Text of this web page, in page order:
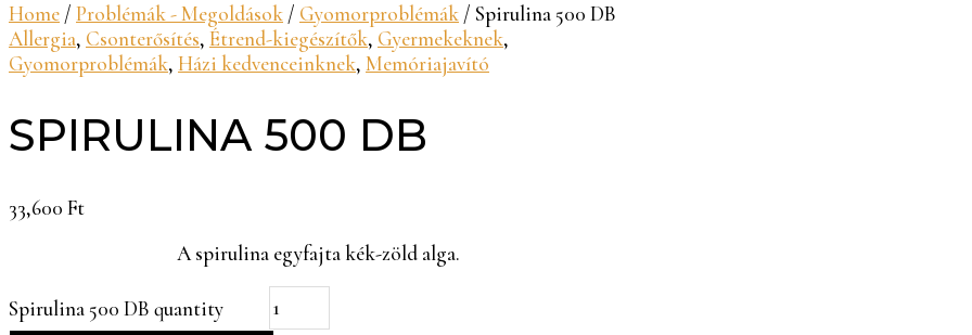
Home / Problémák - Megoldások / Gyomorproblémák / Spirulina 500 DB
Allergia, Csonterősítés, Étrend-kiegészítők, Gyermekeknek,
Gyomorproblémák, Házi kedvenceinknek, Memóriajavító
SPIRULINA 500 DB
33,600 Ft
A spirulina egyfajta kék-zöld alga.
Spirulina 500 DB quantity